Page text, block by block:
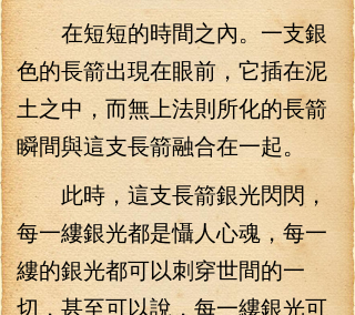
在短短的時間之內。一支銀
色的長箭出現在眼前，它插在泥
土之中，而無上法則所化的長箭
瞬間與這支長箭融合在一起。
此時，這支長箭銀光閃閃，
每一縷銀光都是懾人心魂，每一
縷的銀光都可以刺穿世間的一
切，甚至可以說，每一縷銀光可